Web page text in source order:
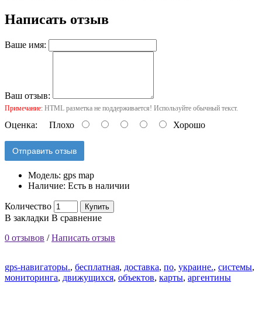
Написать отзыв
Ваше имя:
Ваш отзыв:
Примечание: HTML разметка не поддерживается! Используйте обычный текст.
Оценка: Плохо Хорошо
Отправить отзыв
Модель: gps map
Наличие: Есть в наличии
Количество Купить
В закладки В сравнение
0 отзывов /Написать отзыв
gps-навигаторы., бесплатная, доставка, по, украине., системы,
мониторинга, движущихся, объектов, карты, аргентины